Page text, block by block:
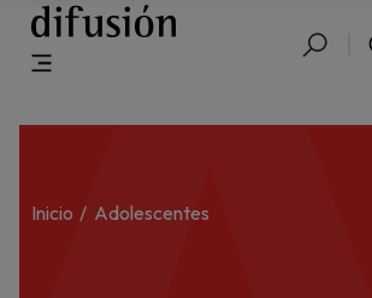
Inicio Adolescentes